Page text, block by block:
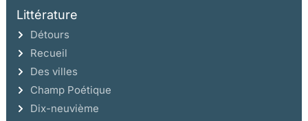
Littérature
Détours
Recueil
Des villes
Champ Poétique
Dix-neuvième